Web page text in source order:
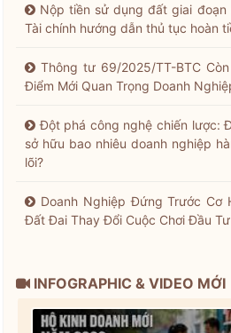
Nộp tiền sử dụng đất giai
Tài chính hướng dẫn thủ tục hoàn
Thông tư 69/2025/TT-BTC
Điểm Mới Quan Trọng Doanh
Đột phá công nghệ chiến lược:
sở hữu bao nhiêu doanh nghiệp
lõi?
Doanh Nghiệp Đứng Trước Cơ
Đất Đai Thay Đổi Cuộc Chơi Đầu Tư
INFOGRAPHIC & VIDEO MỚI